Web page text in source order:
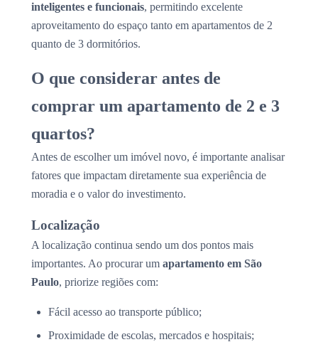
inteligentes e funcionais, permitindo excelente
aproveitamento do espaço tanto em apartamentos de 2
quanto de 3 dormitórios.
O que considerar antes de
comprar um apartamento de 2 e 3
quartos?
Antes de escolher um imóvel novo, é importante analisar
fatores que impactam diretamente sua experiência de
moradia e o valor do investimento.
Localização
A localização continua sendo um dos pontos mais
importantes. Ao procurar um apartamento em São
Paulo, priorize regiões com:
Fácil acesso ao transporte público;
Proximidade de escolas, mercados e hospitais;